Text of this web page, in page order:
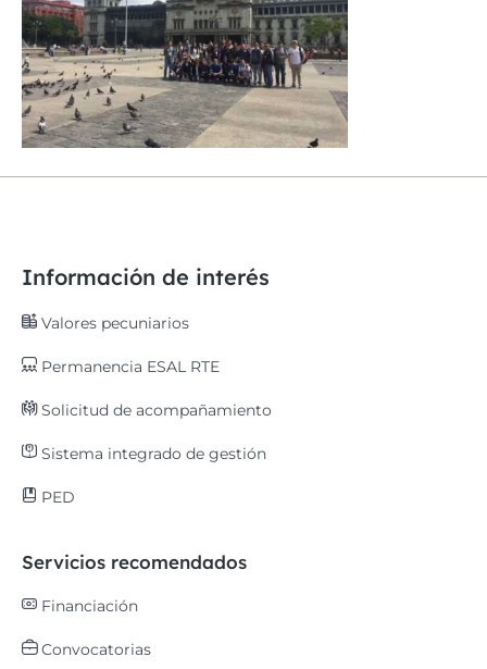
Información de interés
Valores pecuniarios
Permanencia ESAL RTE
Solicitud de acompañamiento
Sistema integrado de gestión
PED
Servicios recomendados
Financiación
Convocatorias